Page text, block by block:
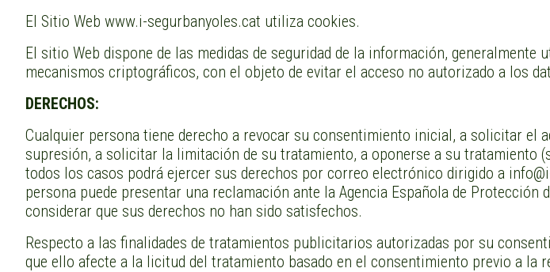
El Sitio Web www.i-segurbanyoles.cat utiliza cookies.
El sitio Web dispone de las medidas de seguridad de la información,
mecanismos criptográficos, con el objeto de evitar el acceso no autorizado a los
DERECHOS:
Cualquier persona tiene derecho a revocar su consentimiento inicial, a solicitar
supresión, a solicitar la limitación de su tratamiento, a oponerse a su
todos los casos podrá ejercer sus derechos por correo electrónico dirigido a
persona puede presentar una reclamación ante la Agencia Española de
considerar que sus derechos no han sido satisfechos.
Respecto a las finalidades de tratamientos publicitarios autorizadas por su
que ello afecte a la licitud del tratamiento basado en el consentimiento previo a la